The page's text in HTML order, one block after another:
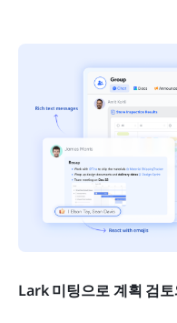
Lark 미팅으로 계획 검